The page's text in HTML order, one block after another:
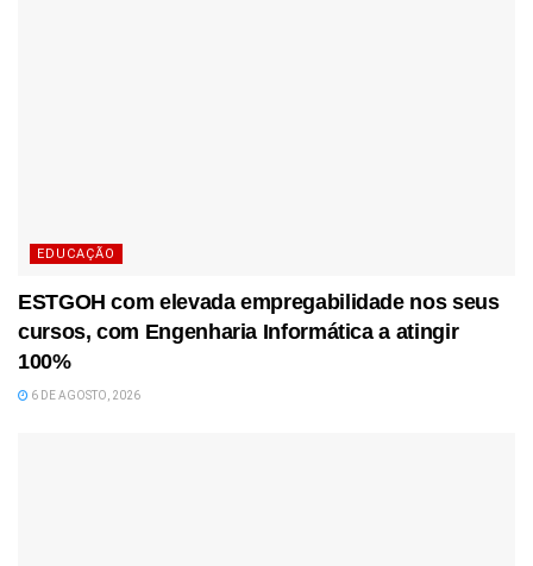
EDUCAÇÃO
ESTGOH com elevada empregabilidade nos seus
cursos, com Engenharia Informática a atingir
100%
6 DE AGOSTO, 2026